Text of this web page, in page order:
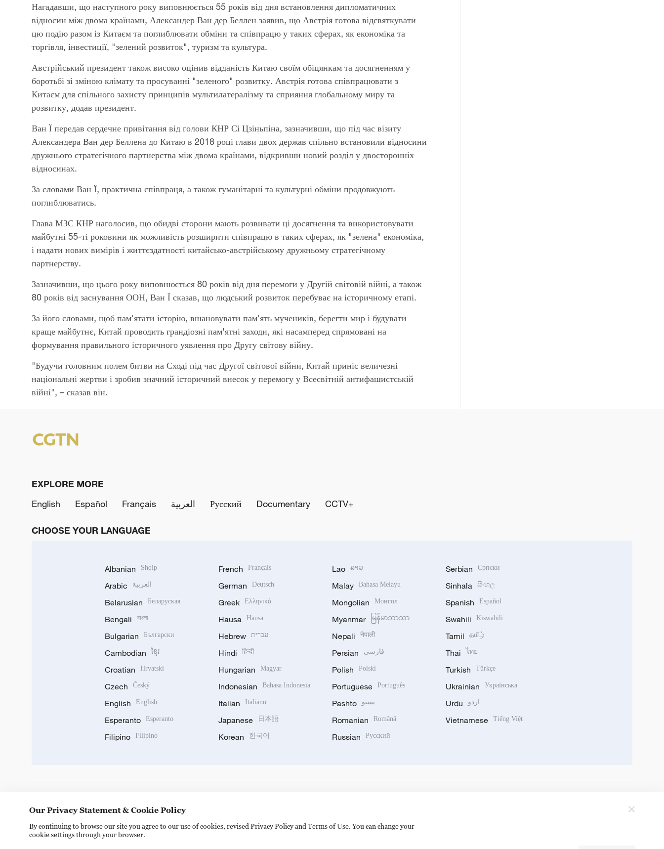
Нагадавши, що наступного року виповнюється 55 років від дня встановлення дипломатичних
відносин між двома країнами, Александер Ван дер Беллен заявив, що Австрія готова відсвяткувати
цю подію разом із Китаєм та поглиблювати обміни та співпрацю у таких сферах, як економіка та
торгівля, інвестиції, "зелений розвиток", туризм та культура.
Австрійський президент також високо оцінив відданість Китаю своїм обіцянкам та досягненням у
боротьбі зі зміною клімату та просуванні "зеленого" розвитку. Австрія готова співпрацювати з
Китаєм для спільного захисту принципів мультилатералізму та сприяння глобальному миру та
розвитку, додав президент.
Ван Ї передав сердечне привітання від голови КНР Сі Цзіньпіна, зазначивши, що під час візиту
Александера Ван дер Беллена до Китаю в 2018 році глави двох держав спільно встановили відносини
дружнього стратегічного партнерства між двома країнами, відкривши новий розділ у двосторонніх
відносинах.
За словами Ван Ї, практична співпраця, а також гуманітарні та культурні обміни продовжують
поглиблюватись.
Глава МЗС КНР наголосив, що обидві сторони мають розвивати ці досягнення та використовувати
майбутні 55-ті роковини як можливість розширити співпрацю в таких сферах, як "зелена" економіка,
і надати нових вимірів і життєздатності китайсько-австрійському дружньому стратегічному
партнерству.
Зазначивши, що цього року виповнюється 80 років від дня перемоги у Другій світовій війні, а також
80 років від заснування ООН, Ван Ї сказав, що людський розвиток перебуває на історичному етапі.
За його словами, щоб пам'ятати історію, вшановувати пам'ять мучеників, берегти мир і будувати
краще майбутнє, Китай проводить грандіозні пам'ятні заходи, які насамперед спрямовані на
формування правильного історичного уявлення про Другу світову війну.
"Будучи головним полем битви на Сході під час Другої світової війни, Китай приніс величезні
національні жертви і зробив значний історичний внесок у перемогу у Всесвітній антифашистській
війні", – сказав він.
EXPLORE MORE
English
Español Français العربية Русский Documentary CCTV+
CHOOSE YOUR LANGUAGE
Albanian Shqip
Arabic العربية
Belarusian Беларуская
Bengali বাংলা
Bulgarian Български
Cambodian ខ្មែរ
Croatian Hrvatski
Czech Český
English English
Esperanto Esperanto
Filipino Filipino
French Français
German Deutsch
Greek Ελληνικά
Hausa Hausa
Hebrew עברית
Hindi हिन्दी
Hungarian Magyar
Indonesian Bahasa Indonesia
Italian Italiano
Japanese 日本語
Korean 한국어
Lao ລາວ
Malay Bahasa Melayu
Mongolian Монгол
Myanmar မြန်မာဘာသာ
Nepali नेपाली
Persian فارسی
Polish Polski
Portuguese Português
Pashto پښتو
Romanian Română
Russian Русский
Serbian Српски
Sinhala සිංහල
Spanish Español
Swahili Kiswahili
Tamil தமிழ்
Thai ไทย
Turkish Türkçe
Ukrainian Українська
Urdu اردو
Vietnamese Tiếng Việt
Our Privacy Statement & Cookie Policy
By continuing to browse our site you agree to our use of cookies, revised Privacy Policy and Terms of Use. You can change your
cookie settings through your browser.